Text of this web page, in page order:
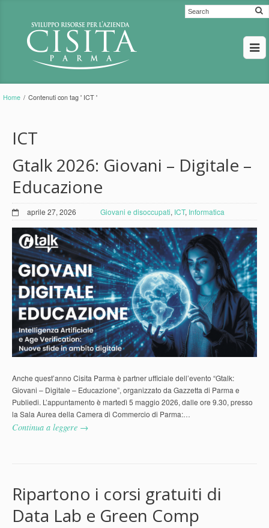
Home / Contenuti con tag ' ICT '
ICT
Gtalk 2026: Giovani – Digitale –
Educazione
aprile 27, 2026 Giovani e disoccupati, ICT, Informatica
Anche quest’anno Cisita Parma è partner ufficiale dell’evento “Gtalk:
Giovani – Digitale – Educazione”, organizzato da Gazzetta di Parma e
Publiedi. L’appuntamento è martedì 5 maggio 2026, dalle ore 9.30, presso
la Sala Aurea della Camera di Commercio di Parma:…
Continua a leggere →
Ripartono i corsi gratuiti di
Data Lab e Green Comp